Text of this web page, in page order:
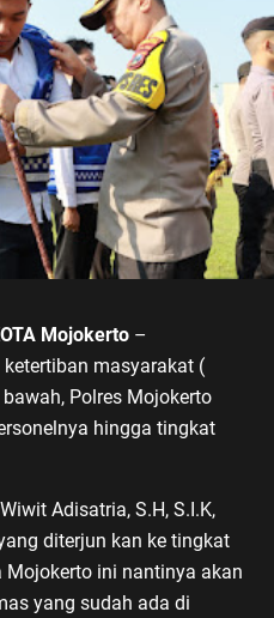
Mojokerto –
masyarakat (
Polres Mojokerto
hingga tingkat
Adisatria, S.H, S.I.K,
diterjun kan ke tingkat
Mojokerto ini nantinya akan
yang sudah ada di